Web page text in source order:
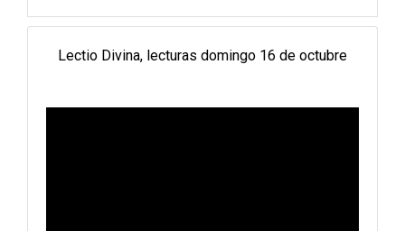
Lectio Divina, lecturas domingo 16 de octubre